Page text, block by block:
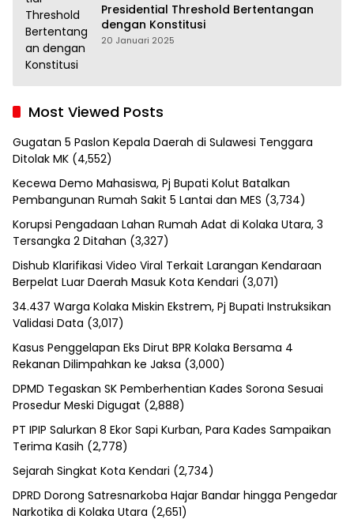
Presidential Threshold Bertentangan
dengan Konstitusi
20 Januari 2025
Most Viewed Posts
Gugatan 5 Paslon Kepala Daerah di Sulawesi Tenggara
Ditolak MK (4,552)
Kecewa Demo Mahasiswa, Pj Bupati Kolut Batalkan
Pembangunan Rumah Sakit 5 Lantai dan MES (3,734)
Korupsi Pengadaan Lahan Rumah Adat di Kolaka Utara, 3
Tersangka 2 Ditahan (3,327)
Dishub Klarifikasi Video Viral Terkait Larangan Kendaraan
Berpelat Luar Daerah Masuk Kota Kendari (3,071)
34.437 Warga Kolaka Miskin Ekstrem, Pj Bupati Instruksikan
Validasi Data (3,017)
Kasus Penggelapan Eks Dirut BPR Kolaka Bersama 4
Rekanan Dilimpahkan ke Jaksa (3,000)
DPMD Tegaskan SK Pemberhentian Kades Sorona Sesuai
Prosedur Meski Digugat (2,888)
PT IPIP Salurkan 8 Ekor Sapi Kurban, Para Kades Sampaikan
Terima Kasih (2,778)
Sejarah Singkat Kota Kendari (2,734)
DPRD Dorong Satresnarkoba Hajar Bandar hingga Pengedar
Narkotika di Kolaka Utara (2,651)